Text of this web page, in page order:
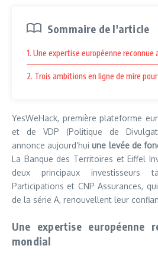
Sommaire de l'article
1. Une expertise européenne reconnue
2. Trois ambitions en ligne de mire
YesWeHack, première plateforme
et de VDP (Politique de
annonce aujourd’huiune levée de
La Banque des Territoires et Eiffel
deux principaux investisseurs
Participations et CNP Assurances,
de la série A, renouvellent leur
Une expertise européenne
mondial